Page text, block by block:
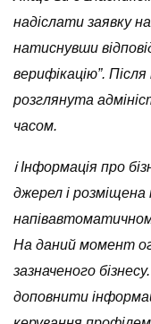
надіслати заявку
натиснувши
верифікацію”.
розглянута
часом.
ℹ️ Інформація про
джерел і
На даний момент
зазначеного
доповнити